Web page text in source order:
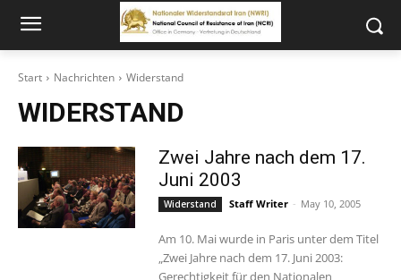
Start Nachrichten Widerstand
WIDERSTAND
Zwei Jahre nach dem 17.
Juni 2003
Widerstand Staff Writer - May 10, 2005
Am 10. Mai wurde in Paris unter dem Titel
„Zwei Jahre nach dem 17. Juni 2003:
Gerechtigkeit für den Nationalen